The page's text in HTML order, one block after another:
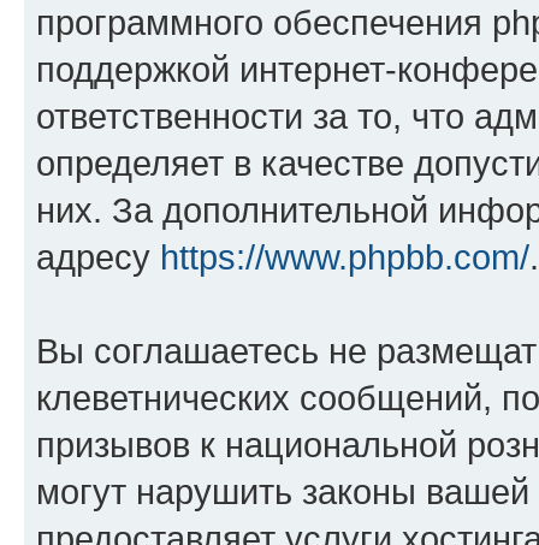
программного обеспечения
поддержкой интернет-
ответственности за то, что
определяет в качестве
них. За дополнительной
адресу https://www.phpbb.com/.
Вы соглашаетесь не
клеветнических сообщений,
призывов к национальной
могут нарушить законы